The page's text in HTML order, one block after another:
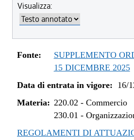
Visualizza:
Fonte:
SUPPLEMENTO
15 DICEMBRE 2025
Data di entrata in vigore: 16/
Materia: 220.02 - Commercio
230.01 -
REGOLAMENTI DI